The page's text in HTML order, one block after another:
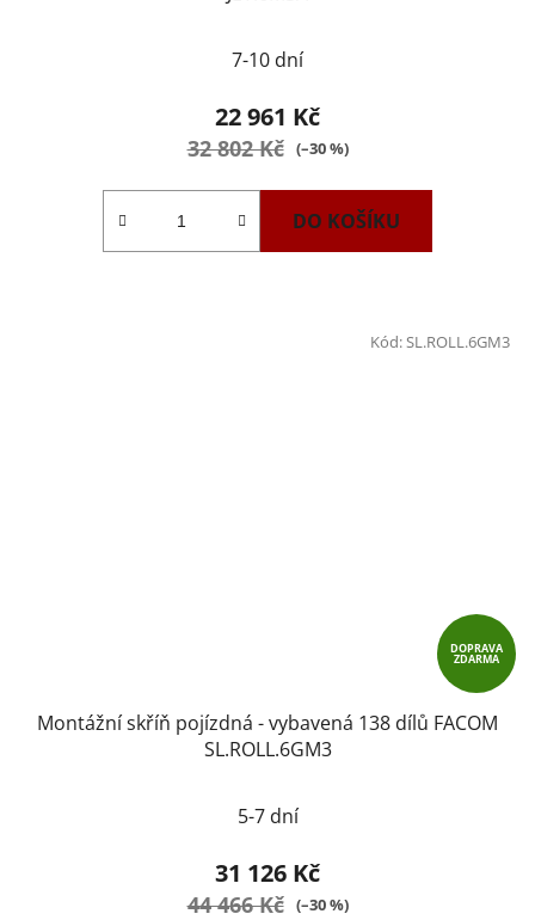
7-10 dní
22 961 Kč
32 802 Kč (–30 %)
DO KOŠÍKU
DOPRAVA
ZDARMA
Montážní skříň pojízdná - vybavená 138 dílů FACOM
SL.ROLL.6GM3
5-7 dní
31 126 Kč
44 466 Kč (–30 %)
Kód: SL.ROLL.6GM3